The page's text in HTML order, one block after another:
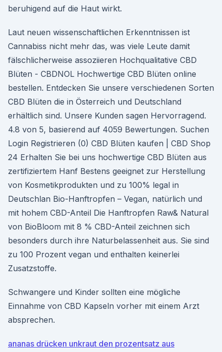
beruhigend auf die Haut wirkt.
Laut neuen wissenschaftlichen Erkenntnissen ist
Cannabiss nicht mehr das, was viele Leute damit
fälschlicherweise assoziieren Hochqualitative CBD
Blüten - CBDNOL Hochwertige CBD Blüten online
bestellen. Entdecken Sie unsere verschiedenen Sorten
CBD Blüten die in Österreich und Deutschland
erhältlich sind. Unsere Kunden sagen Hervorragend.
4.8 von 5, basierend auf 4059 Bewertungen. Suchen
Login Registrieren (0) CBD Blüten kaufen | CBD Shop
24 Erhalten Sie bei uns hochwertige CBD Blüten aus
zertifiziertem Hanf Bestens geeignet zur Herstellung
von Kosmetikprodukten und zu 100% legal in
Deutschlan Bio-Hanftropfen – Vegan, natürlich und
mit hohem CBD-Anteil Die Hanftropfen Raw& Natural
von BioBloom mit 8 % CBD-Anteil zeichnen sich
besonders durch ihre Naturbelassenheit aus. Sie sind
zu 100 Prozent vegan und enthalten keinerlei
Zusatzstoffe.
Schwangere und Kinder sollten eine mögliche
Einnahme von CBD Kapseln vorher mit einem Arzt
absprechen.
ananas drücken unkraut den prozentsatz aus